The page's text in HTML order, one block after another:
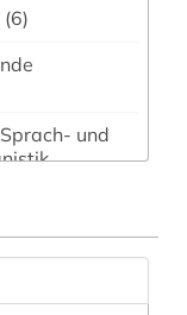
Allgemeine Naturwissenschaft (6)